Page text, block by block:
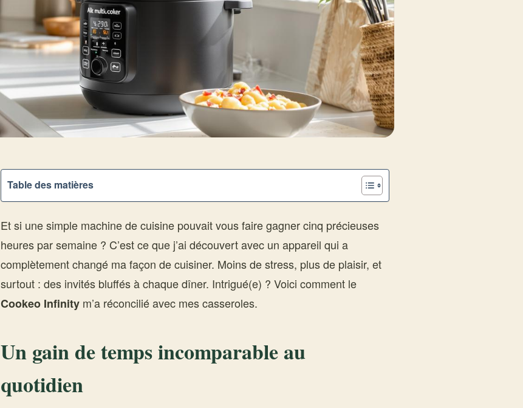
Table des matières
Et si une simple machine de cuisine pouvait vous faire gagner cinq précieuses
heures par semaine ? C’est ce que j’ai découvert avec un appareil qui a
complètement changé ma façon de cuisiner. Moins de stress, plus de plaisir, et
surtout : des invités bluffés à chaque dîner. Intrigué(e) ? Voici comment le
Cookeo Infinity m’a réconcilié avec mes casseroles.
Un gain de temps incomparable au
quotidien